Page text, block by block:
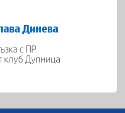
Динева
с ПР
клуб Дупница